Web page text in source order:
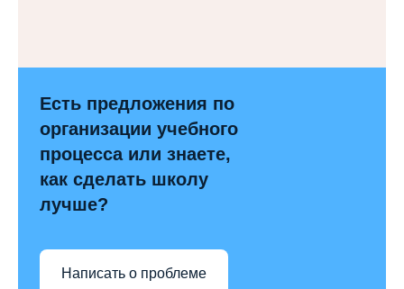
Есть предложения по
организации учебного
процесса или знаете,
как сделать школу
лучше?
Написать о проблеме